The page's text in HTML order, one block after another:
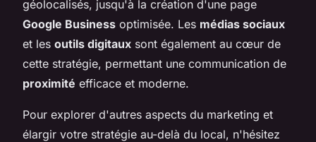
géolocalisés, jusqu'à la création d'une page
Google Business optimisée. Les médias sociaux
et les outils digitaux sont également au cœur de
cette stratégie, permettant une communication de
proximité efficace et moderne.
Pour explorer d'autres aspects du marketing et
élargir votre stratégie au-delà du local, n'hésitez